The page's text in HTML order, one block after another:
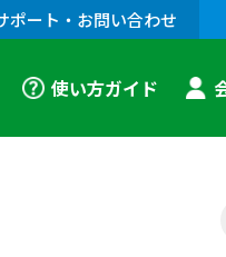
ポート・お問い合わせ
使い方ガイド